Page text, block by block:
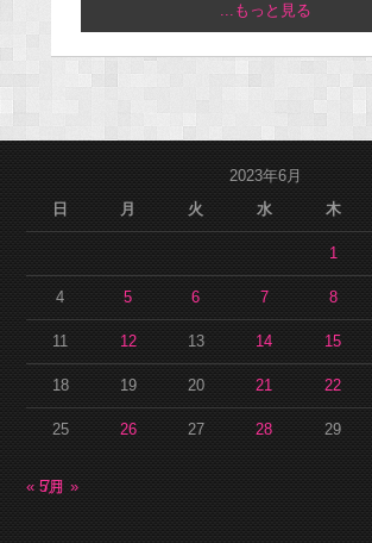
...もっと見る
2023年6月
日
月 火 水 木
1
4 5 6 7 8
11 12 13 14 15
18 19 20 21 22
25 26 27 28 29
« 5月7月 »